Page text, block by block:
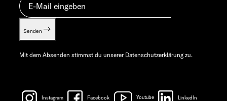
Senden
Mit dem Absenden stimmst du unserer Datenschutzerklärung zu.
Instagram Facebook Youtube LinkedIn